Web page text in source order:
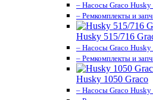
– Насосы Graco Husky
– Ремкомплекты и
Husky 515/716
– Насосы Graco
– Ремкомплекты и
Husky 1050 Graco
– Насосы Graco Husky